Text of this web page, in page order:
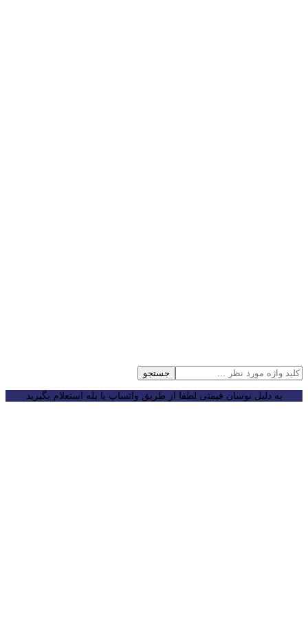
جستجو
به دلیل نوسان قیمتی لطفا از طریق واتساپ یا بله استعلام بگیرید